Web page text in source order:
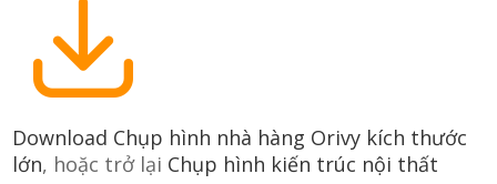
Download Chụp hình nhà hàng Orivy kích thước
lớn, hoặc trở lại Chụp hình kiến trúc nội thất